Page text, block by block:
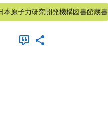
本原子力研究開発機構図書館蔵書